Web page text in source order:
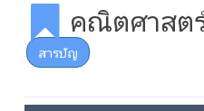
คณิตศาสต
สารบัญ